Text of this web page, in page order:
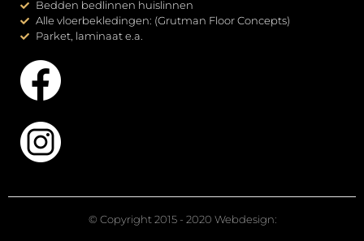
Bedden bedlinnen huislinnen
Alle vloerbekledingen: (Grutman Floor Concepts)
Parket, laminaat e.a.
© Copyright 2015 - 2020 Webdesign: